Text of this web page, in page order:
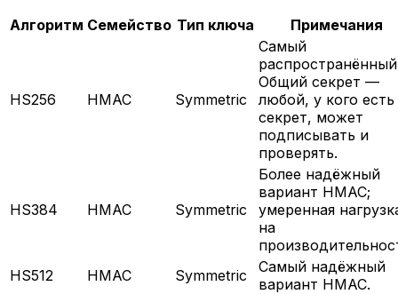
Алгоритм Семейство Тип ключа Примечания
HS256 HMAC Symmetric
Самый
Общий секрет —
любой, у кого есть
секрет, может
подписывать и
проверять.
HS384 HMAC Symmetric
Более надёжный
вариант HMAC;
умеренная
на
HS512
HMAC Symmetric
Самый надёжный
вариант HMAC.